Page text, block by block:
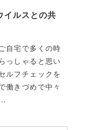
ルスとの共
自宅で多くの時
っしゃると思い
ルフチェックを
働きづめで中々